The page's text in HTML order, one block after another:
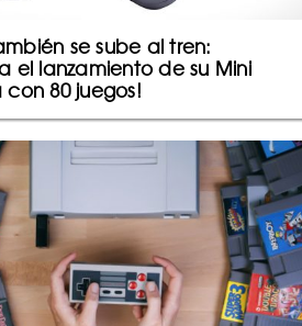
se sube al tren:
el lanzamiento de su Mini
con 80 juegos!